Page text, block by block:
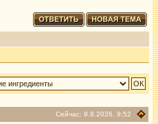
Сейчас: 9.8.2026, 9:52